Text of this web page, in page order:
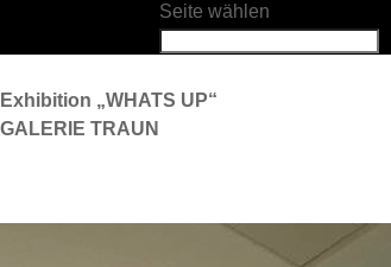
Seite wählen
Exhibition „WHATS UP“
GALERIE TRAUN